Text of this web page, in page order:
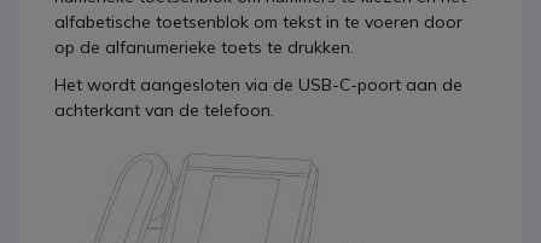
alfabetische toetsenblok om tekst in te voeren door
op de alfanumerieke toets te drukken.
Het wordt aangesloten via de USB-C-poort aan de
achterkant van de telefoon.